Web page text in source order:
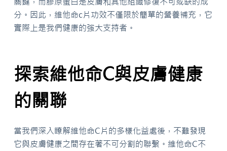
分。因此，維他命c片功效不僅限於簡單的營養補充，它
實際上是我們健康的強大支持者。
探索維他命C與皮膚健康
的關聯
當我們深入瞭解維他命C片的多樣化益處後，不難發現
它與皮膚健康之間存在著不可分割的聯繫。維他命C不